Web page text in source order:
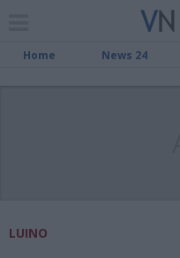
Home News 24
LUINO